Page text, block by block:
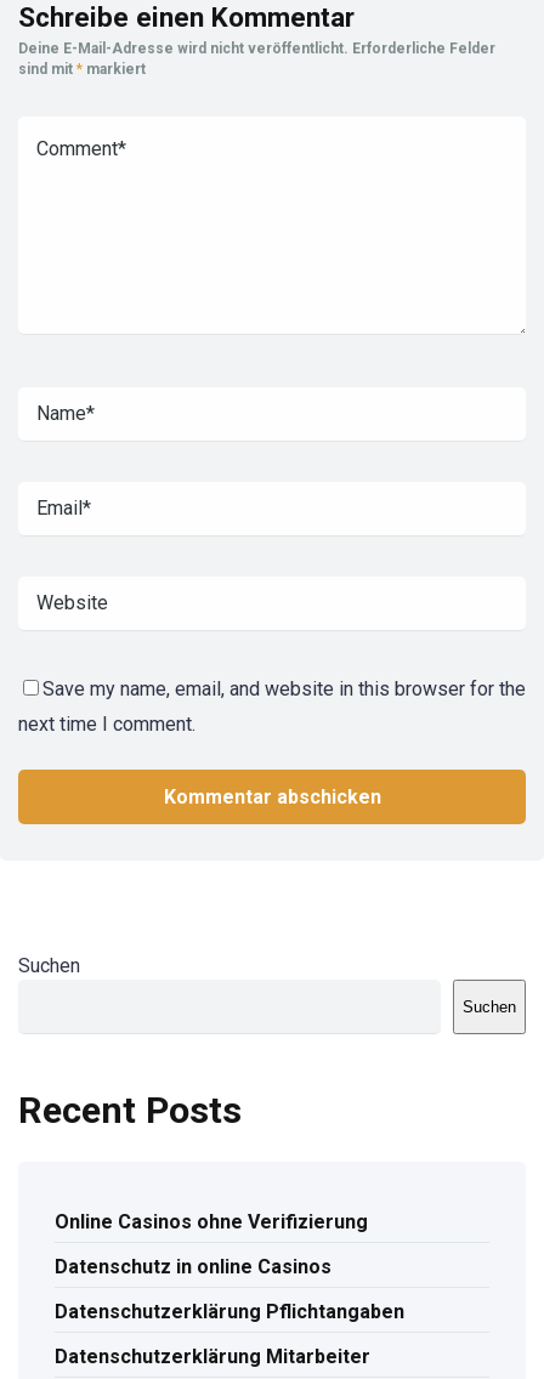
Schreibe einen Kommentar
Deine E-Mail-Adresse wird nicht veröffentlicht. Erforderliche Felder
sind mit * markiert
Save my name, email, and website in this browser for the
next time I comment.
Suchen
Suchen
Recent Posts
Online Casinos ohne Verifizierung
Datenschutz in online Casinos
Datenschutzerklärung Pflichtangaben
Datenschutzerklärung Mitarbeiter